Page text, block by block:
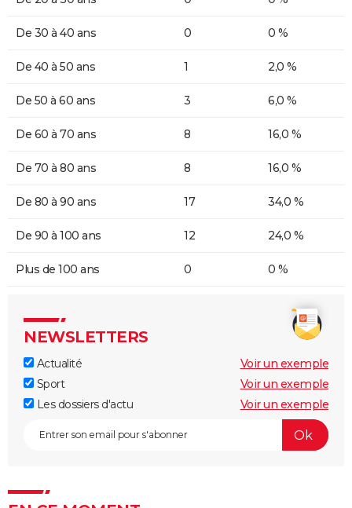
De 30 à 40 ans 0 0 %
De 40 à 50 ans 1 2,0 %
De 50 à 60 ans 3 6,0 %
De 60 à 70 ans 8 16,0 %
De 70 à 80 ans 8 16,0 %
De 80 à 90 ans 17 34,0 %
De 90 à 100 ans 12 24,0 %
Plus de 100 ans 0 0 %
NEWSLETTERS
Actualité
Voir un exemple
Sport
Voir un exemple
Les dossiers d'actu
Voir un exemple